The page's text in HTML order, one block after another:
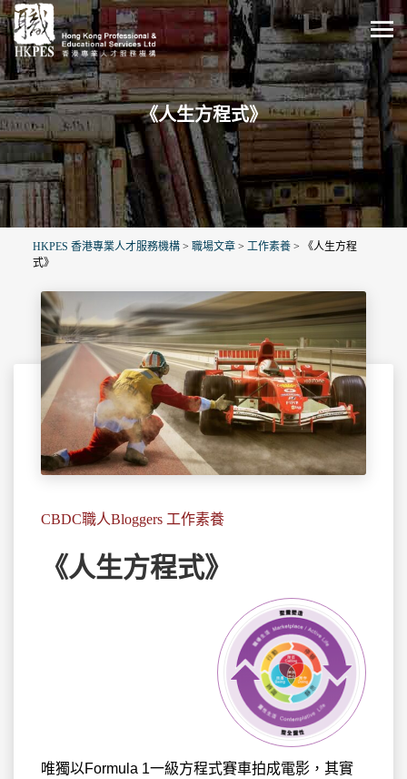
《人生方程式》
HKPES 香港專業人才服務機構 > 職場文章 > 工作素養 >
《人生方程
式》
CBDC職人Bloggers 工作素養
《人生方程式》
唯獨以Formula 1一級方程式賽車拍成電影，其實